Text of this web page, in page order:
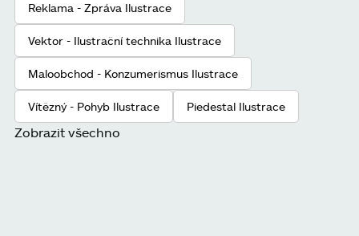
Reklama - Zpráva Ilustrace
Vektor - Ilustrační technika Ilustrace
Maloobchod - Konzumerismus Ilustrace
Vítězný - Pohyb Ilustrace Piedestal Ilustrace
Zobrazit všechno